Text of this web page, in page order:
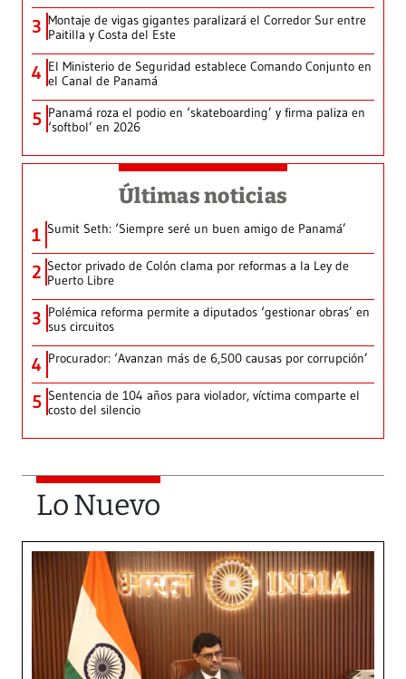
3 Montaje de vigas gigantes paralizará el Corredor Sur entre
Paitilla y Costa del Este
4 El Ministerio de Seguridad establece Comando Conjunto en
el Canal de Panamá
5 Panamá roza el podio en ‘skateboarding’ y firma paliza en
‘softbol’ en 2026
Últimas noticias
1 Sumit Seth: ‘Siempre seré un buen amigo de Panamá’
2 Sector privado de Colón clama por reformas a la Ley de
Puerto Libre
3 Polémica reforma permite a diputados ‘gestionar obras’ en
sus circuitos
4 Procurador: ‘Avanzan más de 6,500 causas por corrupción’
5 Sentencia de 104 años para violador, víctima comparte el
costo del silencio
Lo Nuevo